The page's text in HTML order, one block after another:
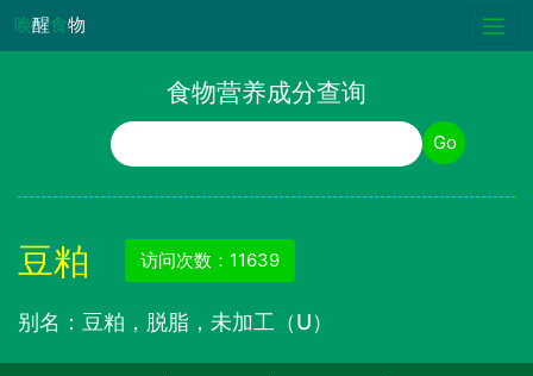
唤醒食物
食物营养成分查询
食物名称 Go
豆粕 访问次数：11639
别名：豆粕，脱脂，未加工（U）